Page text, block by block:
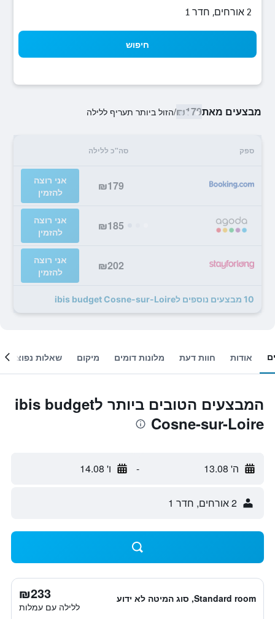
2 אורחים, חדר 1
חיפוש
מבצעים מאת₪179
/הזול ביותר תעריף ללילה
ספק סה"כ ללילה
₪179
אני רוצה
להזמין
₪185
אני רוצה
להזמין
₪202
אני רוצה
להזמין
10 מבצעים נוספים לibis budget Cosne-sur-Loire
אודות חוות דעת מלונות דומים מיקום שאלות נפוצות
המבצעים הטובים ביותר לibis budget
Cosne-sur-Loire
ה' 13.08 - ו' 14.08
2 אורחים, חדר 1
Standard room, סוג המיטה לא ידוע ₪233
ללילה עם עמלות